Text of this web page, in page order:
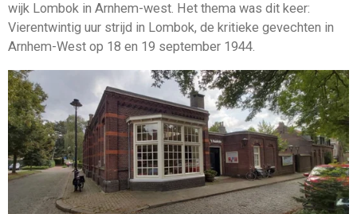
wijk Lombok in Arnhem-west. Het thema was dit keer:
Vierentwintig uur strijd in Lombok, de kritieke gevechten in
Arnhem-West op 18 en 19 september 1944.